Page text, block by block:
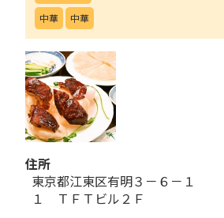
中華
中華
住所
東京都江東区有明３－６－１
１ ＴＦＴビル２Ｆ